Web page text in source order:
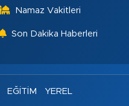
Namaz Vakitleri
Son Dakika Haberleri
EĞİTİM
YEREL